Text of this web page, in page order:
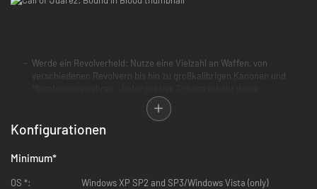
Werde ein Revolverheld: Nutze eine Vielzahl an Waffen, von
verschiedenen Revolvern bis hin zu großkalibrigen Kanonen und
Konzentration, dank der du tödliche Schussmodi auslösen kannst,
wenn du in der Unterzahl bist – und sogar noch tödlichere, wenn die
Brüder zusammenarbeiten.
Waffenbrüder: Spiele entweder als Ray oder Thomas, die beide ihr
Konfigurationen
Minimum*
OS *:
Windows XP SP2 and SP3/Windows Vista (only)